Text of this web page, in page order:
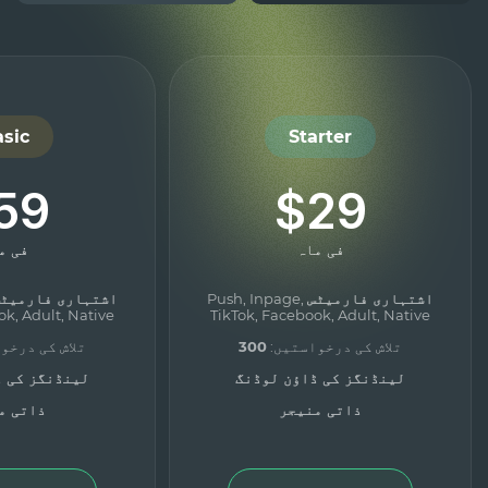
Starter
$29
فی ماہ
اشتہاری فارمیٹس Push, Inpage,
TikTok, Facebook, Adult, Native
تلاش کی درخواستیں: 300
لینڈنگز کی ڈاؤن لوڈنگ
ذاتی منیجر
فی
اشتہاری
Adult, Native
تلاش کی
لینڈنگز کی
ذاتی